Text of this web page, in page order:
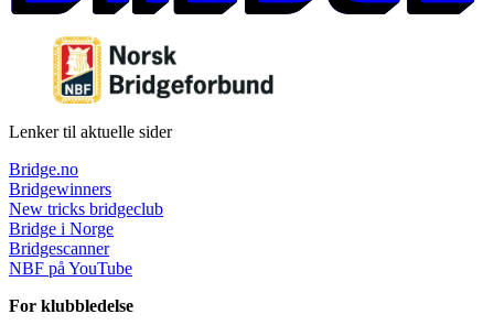
Lenker til aktuelle sider
Bridge.no
Bridgewinners
New tricks bridgeclub
Bridge i Norge
Bridgescanner
NBF på YouTube
For klubbledelse